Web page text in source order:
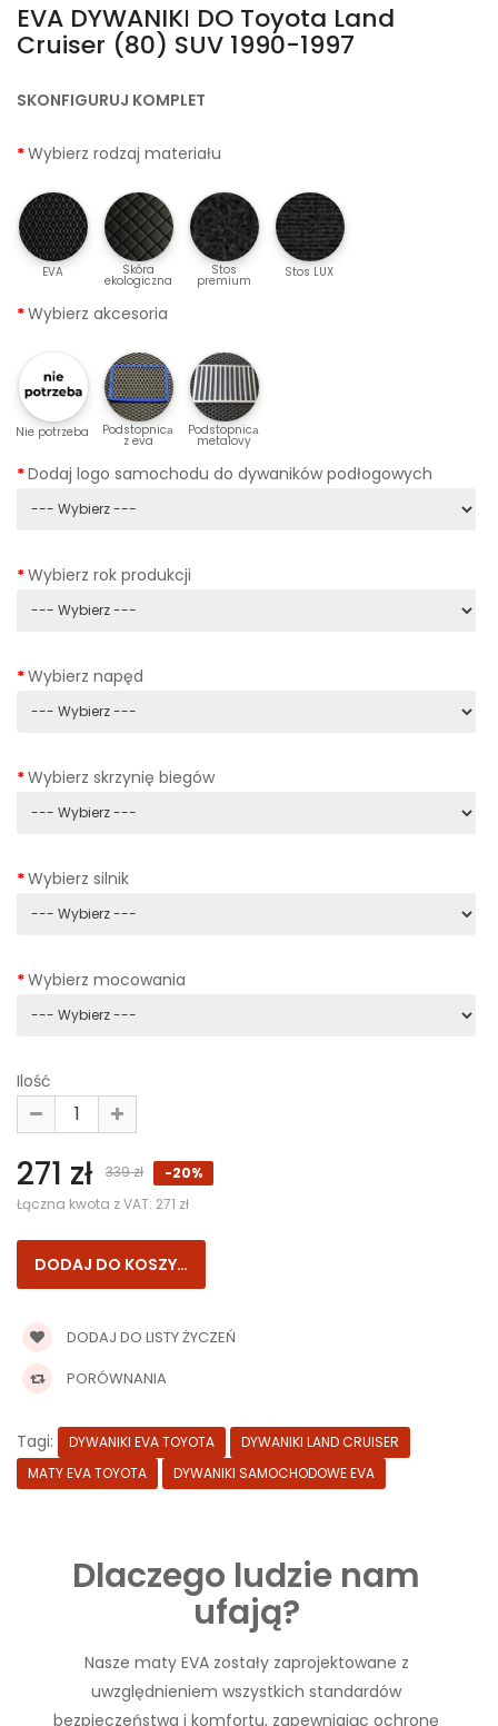
EVA DYWANIKІ DO Toyota Land
Cruiser (80) SUV 1990-1997
SKONFIGURUJ KOMPLET
Wybierz rodzaj materiału
EVA Skóra
ekologiczna
Stos
premium
Stos LUX
Wybierz akcesoria
Nie potrzeba Podstopnicа
z eva
Podstopnicа
metalovy
Dodaj logo samochodu do dywaników podłogowych
Wybierz rok produkcji
Wybierz napęd
Wybierz skrzynię biegów
Wybierz silnik
Wybierz mocowania
Ilość
271 zł 339 zł
-20%
Łączna kwota z VAT: 271 zł
DODAJ DO LISTY ŻYCZEŃ
PORÓWNANIA
Tagi: DYWANIKI EVA TOYOTA
DYWANIKI LAND CRUISER
MATY EVA TOYOTA
DYWANIKI SAMOCHODOWE EVA
Dlaczego ludzie nam
ufają?
Nasze maty EVA zostały zaprojektowane z
uwzględnieniem wszystkich standardów
bezpieczeństwa i komfortu, zapewniając ochronę